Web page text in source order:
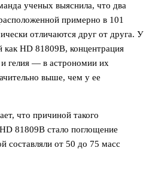
ученых выяснила, что два
примерно в 101
отличаются друг от друга. У
как HD 81809B, концентрация
и гелия — в астрономии их
выше, чем у ее
что причиной такого
81809B стало поглощение
составляли от 50 до 75 масс